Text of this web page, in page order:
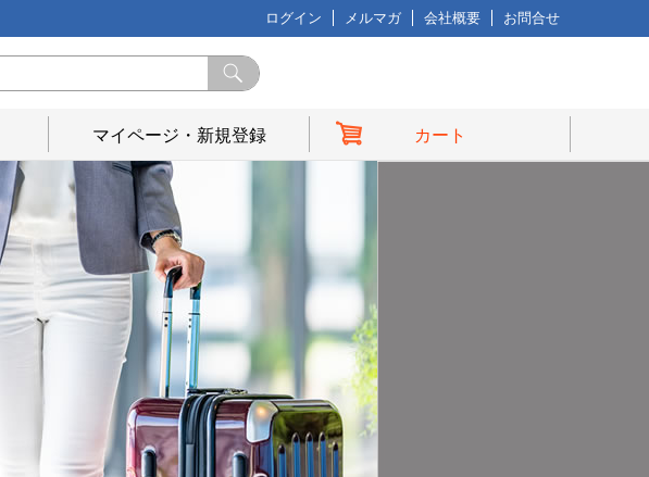
ログイン メルマガ 会社概要 お問合せ
マイページ・新規登録 カート